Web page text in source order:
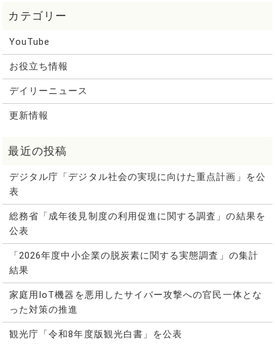
YouTube
お役立ち情報
デイリーニュース
更新情報
デジタル庁「デジタル社会の実現に向けた重点計画」を公
表
総務省「成年後見制度の利用促進に関する調査」の結果を
公表
「2026年度中小企業の脱炭素に関する実態調査」の集計
結果
家庭用IoT機器を悪用したサイバー攻撃への官民一体とな
った対策の推進
観光庁「令和8年度版観光白書」を公表